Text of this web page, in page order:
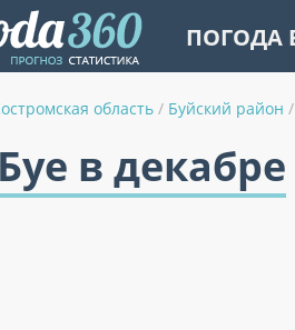
ПОГОДА
область / Буйский район /
в декабре